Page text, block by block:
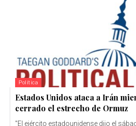
Política
Estados Unidos ataca a Irán
cerrado el estrecho de Ormuz
"El ejército estadounidense dijo el